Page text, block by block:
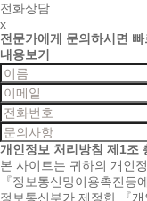
전화상담
x
전문가에게 문의하시면
내용보기
개인정보 처리방침 제1조
본 사이트는 귀하의 개인
『정보통신망이용촉진등
정보통신부가 제정한 『